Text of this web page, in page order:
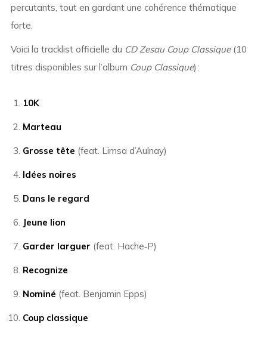
percutants, tout en gardant une cohérence thématique
forte.
Voici la tracklist officielle du CD Zesau Coup Classique(10
titres disponibles sur l’album Coup Classique) :
10K
Marteau
Grosse tête (feat. Limsa d’Aulnay)
Idées noires
Dans le regard
Jeune lion
Garder larguer (feat. Hache‑P)
Recognize
Nominé (feat. Benjamin Epps)
Coup classique